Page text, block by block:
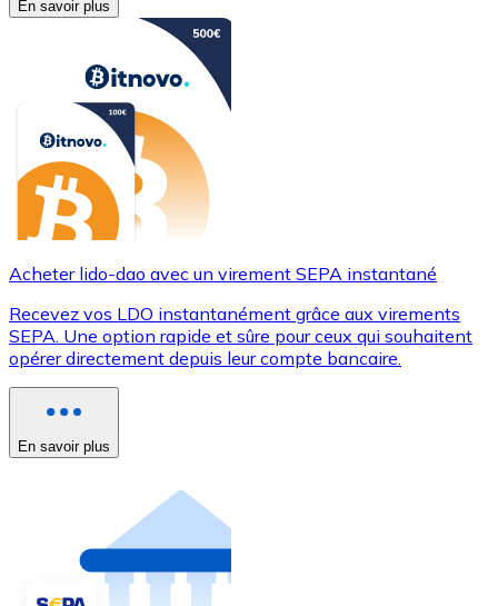
En savoir plus
Acheter lido-dao avec un virement SEPA instantané
Recevez vos LDO instantanément grâce aux virements
SEPA. Une option rapide et sûre pour ceux qui souhaitent
opérer directement depuis leur compte bancaire.
En savoir plus